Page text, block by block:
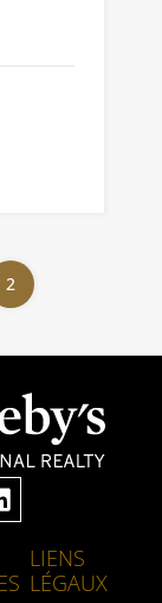
2
LIENS
LÉGAUX